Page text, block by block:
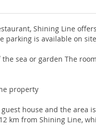
Shining Line
parking is available on site
sea or garden The
property
house and the area
km from Shining Line,